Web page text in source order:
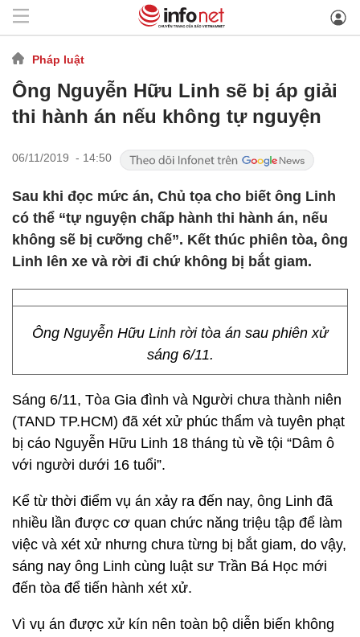
Pháp luật
Ông Nguyễn Hữu Linh sẽ bị áp giải
thi hành án nếu không tự nguyện
06/11/2019 - 14:50
Sau khi đọc mức án, Chủ tọa cho biết ông Linh
có thể “tự nguyện chấp hành thi hành án, nếu
không sẽ bị cưỡng chế”. Kết thúc phiên tòa, ông
Linh lên xe và rời đi chứ không bị bắt giam.
Ông Nguyễn Hữu Linh rời tòa án sau phiên xử
sáng 6/11.
Sáng 6/11, Tòa Gia đình và Người chưa thành niên
(TAND TP.HCM) đã xét xử phúc thẩm và tuyên phạt
bị cáo Nguyễn Hữu Linh 18 tháng tù về tội “Dâm ô
với người dưới 16 tuổi”.
Kể từ thời điểm vụ án xảy ra đến nay, ông Linh đã
nhiều lần được cơ quan chức năng triệu tập để làm
việc và xét xử nhưng chưa từng bị bắt giam, do vậy,
sáng nay ông Linh cùng luật sư Trần Bá Học mới
đến tòa để tiến hành xét xử.
Vì vụ án được xử kín nên toàn bộ diễn biến không